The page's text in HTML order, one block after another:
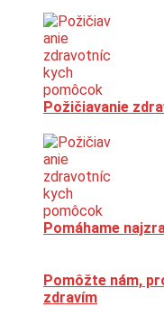
Požičiavanie
Pomáhame
Pomôžte nám,
zdravím